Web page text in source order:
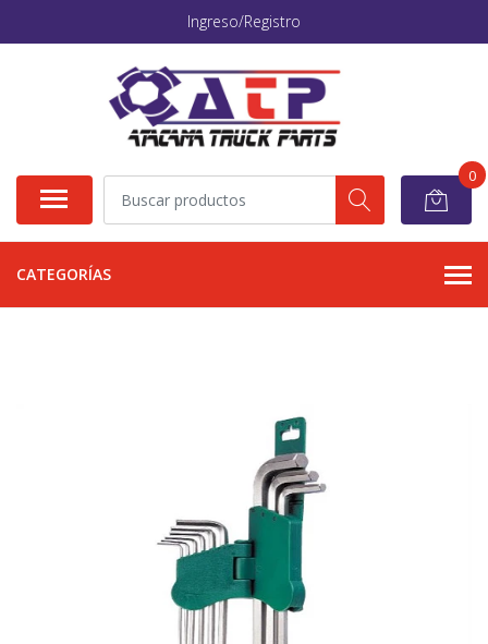
Ingreso/Registro
0
CATEGORÍAS